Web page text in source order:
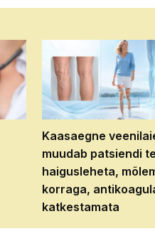
Kaasaegne
muudab patsiendi
haigusleheta,
korraga,
katkestamata